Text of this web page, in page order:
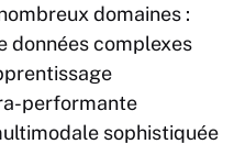
domaines :
données complexes
performante
sophistiquée